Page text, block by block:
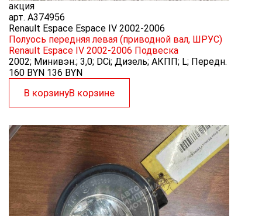
акция
арт. A374956
Renault Espace Espace IV 2002-2006
Полуось передняя левая (приводной вал, ШРУС)
Renault Espace IV 2002-2006 Подвеска
2002; Минивэн.; 3,0; DCi; Дизель; АКПП; L; Передн.
160 BYN 136 BYN
В корзинуВ корзине